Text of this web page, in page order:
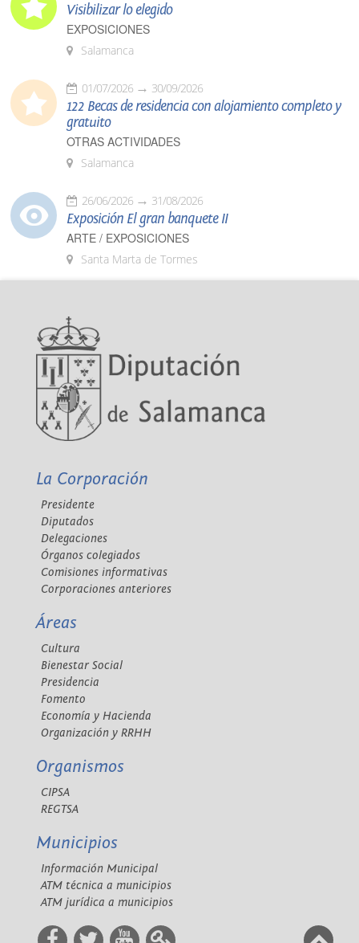
Visibilizar lo elegido
EXPOSICIONES
Salamanca
01/07/2026 30/09/2026
122 Becas de residencia con alojamiento completo y
gratuito
OTRAS ACTIVIDADES
Salamanca
26/06/2026 31/08/2026
Exposición El gran banquete II
ARTE / EXPOSICIONES
Santa Marta de Tormes
La Corporación
Presidente
Diputados
Delegaciones
Órganos colegiados
Comisiones informativas
Corporaciones anteriores
Áreas
Cultura
Bienestar Social
Presidencia
Fomento
Economía y Hacienda
Organización y RRHH
Organismos
CIPSA
REGTSA
Municipios
Información Municipal
ATM técnica a municipios
ATM jurídica a municipios